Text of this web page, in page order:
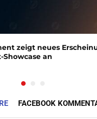
zeigt neues
an
FACEBOOK